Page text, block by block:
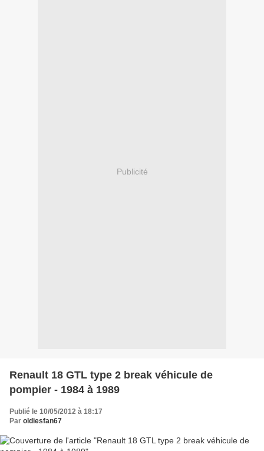
Publicité
Renault 18 GTL type 2 break véhicule de
pompier - 1984 à 1989
Publié le 10/05/2012 à 18:17
Par oldiesfan67